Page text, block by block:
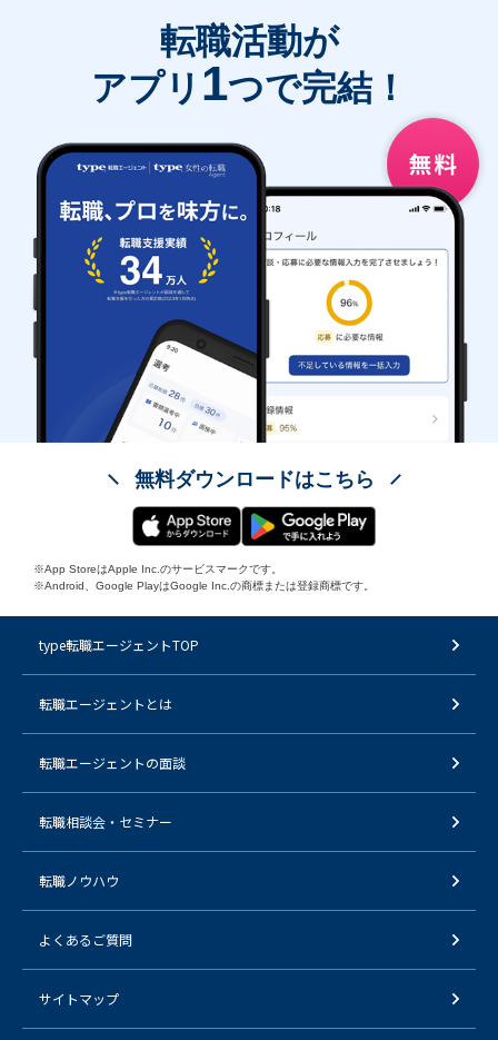
転職活動が
アプリ 1つで完結！
無料ダウンロードはこちら
※App StoreはApple Inc.のサービスマークです。
※Android、Google PlayはGoogle Inc.の商標または登録商標です。
type転職エージェントTOP
転職エージェントとは
転職エージェントの面談
転職相談会・セミナー
転職ノウハウ
よくあるご質問
サイトマップ